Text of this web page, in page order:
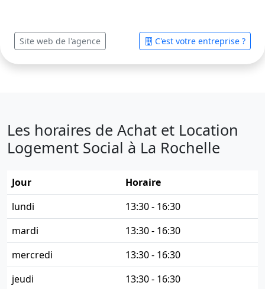
Site web de l'agence C'est votre entreprise ?
Les horaires de Achat et Location
Logement Social à La Rochelle
Jour
Horaire
lundi
13:30 - 16:30
mardi
13:30 - 16:30
mercredi
13:30 - 16:30
jeudi
13:30 - 16:30